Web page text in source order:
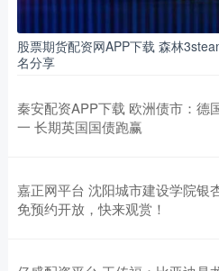
股票期货配资网APP下载 森林
名分享
秦安配资APP下载 欧洲债市：德
一 长期英国国债跑赢
嘉正网平台 沈阳城市建设学院银
免预约开放，快来观赏！